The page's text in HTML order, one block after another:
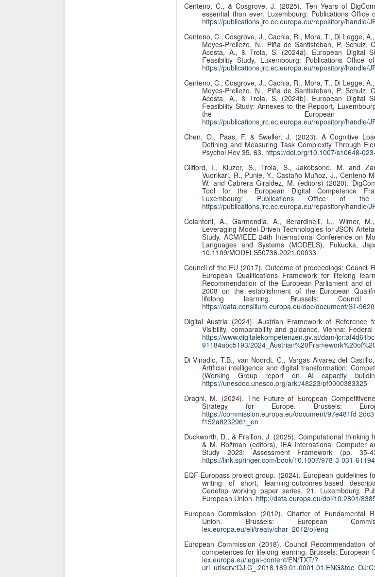
Centeno, C., & Cosgrove, J. (2025). Ten Years of
essential than ever. Luxembourg: Publications Office
https://publications.jrc.ec.europa.eu/repository/handle/
Centeno, C., Cosgrove, J., Cachia, R., Mora, T., Di Legge,
Moyes-Prellezo, N., Piña de Santisteban, P, Schulz,
Acosta, A., & Troia, S. (2024a). European Digital
Feasibility Study, Luxembourg: Publications Office
https://publications.jrc.ec.europa.eu/repository/handle/
Centeno, C., Cosgrove, J., Cachia, R., Mora, T., Di Legge,
Moyes-Prellezo, N., Piña de Santisteban, P, Schulz,
Acosta, A., & Troia, S. (2024b). European Digital
Feasibility Study: Annexes to the Repoort,
the European
https://publications.jrc.ec.europa.eu/repository/handle/
Chen, O., Paas, F. & Sweller, J. (2023). A Cognitive
Defining and Measuring Task Complexity Through
Psychol Rev 35, 63. https://doi.org/10.1007/s10648-
Clifford, I., Kluzer, S., Troia, S., Jakobsone, M. and
Vuorikari, R., Punie, Y., Castaño Muñoz, J., Centeno
W. and Cabrera Giraldez, M. (editors) (2020).
Tool for the European Digital Competence
Luxembourg: Publications Office of the
https://publications.jrc.ec.europa.eu/repository/handle/
Colantoni, A., Garmendia, A., Berardinelli, L., Wimer,
Leveraging Model-Driven Technologies for JSON
Study. ACM/IEEE 24th International Conference on
Languages and Systems (MODELS), Fukuoka,
10.1109/MODELS50736.2021.00033
Council of the EU (2017). Outcome of proceedings: Council
European Qualifications Framework for lifelong
Recommendation of the European Parliament and
2008 on the establishment of the European
lifelong learning. Brussels:
https://data.consilium.europa.eu/doc/document/ST-
Digital Austria (2024). Austrian Framework of Reference
Visibility, comparability and guidance. Vienna:
https://www.digitalekompetenzen.gv.at/dam/
91184abc5193/
Di Vinadio, T.B., van Noordt, C., Vargas Alvarez del
Artificial intelligence and digital transformation:
(Working Group report on AI capacity
https://unesdoc.unesco.org/ark:/48223/pf0000383325
Draghi, M. (2024). The Future of European
Strategy for Europe. Brussels:
https://commission.europa.eu/document/97e481fd-
f152a8232961_en
Duckworth, D., & Fraillon, J. (2025). Computational thinking
& M. Rožman (editors), IEA International Computer
Study 2023: Assessment Framework (pp. 35-
https://link.springer.com/book/10.1007/978-3-031-
EQF-Europass project group. (2024). European guidelines
writing of short, learning-outcomes-based
Cedefop working paper series, 21. Luxembourg:
European Union. http://data.europa.eu/doi/10.2801/
European Commission (2012). Charter of Fundamental
Union. Brussels: European
lex.europa.eu/eli/treaty/char_2012/oj/eng
European Commission (2018). Council Recommendation
competences for lifelong learning. Brussels: European
lex.europa.eu/legal-content/EN/TXT/?